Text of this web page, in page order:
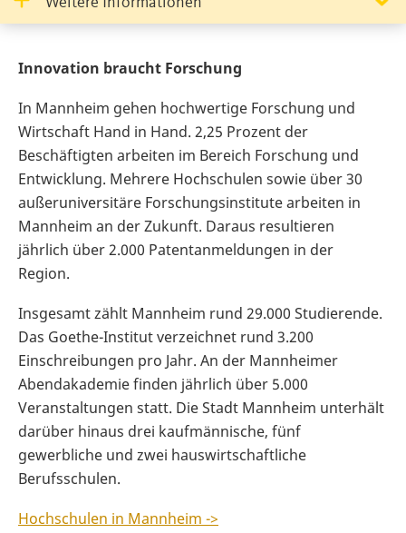
Innovation braucht Forschung
In Mannheim gehen hochwertige Forschung und
Wirtschaft Hand in Hand. 2,25 Prozent der
Beschäftigten arbeiten im Bereich Forschung und
Entwicklung. Mehrere Hochschulen sowie über 30
außeruniversitäre Forschungsinstitute arbeiten in
Mannheim an der Zukunft. Daraus resultieren
jährlich über 2.000 Patentanmeldungen in der
Region.
Insgesamt zählt Mannheim rund 29.000 Studierende.
Das Goethe-Institut verzeichnet rund 3.200
Einschreibungen pro Jahr. An der Mannheimer
Abendakademie finden jährlich über 5.000
Veranstaltungen statt. Die Stadt Mannheim unterhält
darüber hinaus drei kaufmännische, fünf
gewerbliche und zwei hauswirtschaftliche
Berufsschulen.
Hochschulen in Mannheim ->